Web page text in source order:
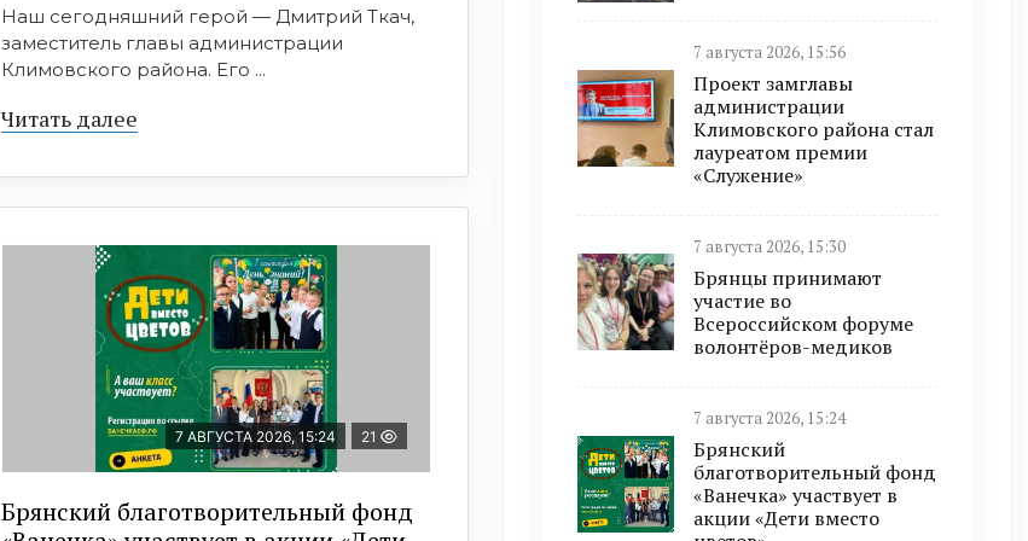
Наш сегодняшний герой — Дмитрий Ткач,
заместитель главы администрации
Климовского района. Его ...
Читать далее
7 АВГУСТА 2026, 15:24 21
Брянский благотворительный фонд
7 августа 2026, 15:56
Проект замглавы
администрации
Климовского района стал
лауреатом премии
«Служение»
7 августа 2026, 15:30
Брянцы принимают
участие во
Всероссийском форуме
волонтёров-медиков
7 августа 2026, 15:24
Брянский
благотворительный фонд
«Ванечка» участвует в
акции «Дети вместо